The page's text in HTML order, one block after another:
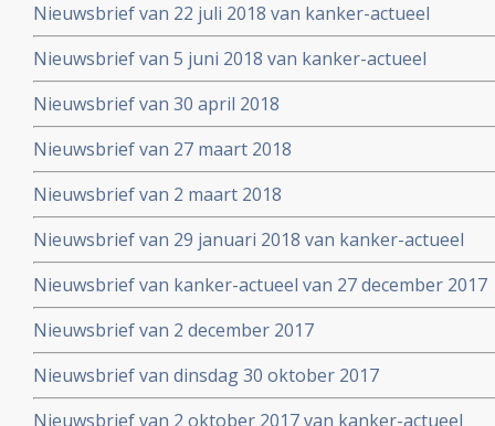
Nieuwsbrief van 22 juli 2018 van kanker-actueel
Nieuwsbrief van 5 juni 2018 van kanker-actueel
Nieuwsbrief van 30 april 2018
Nieuwsbrief van 27 maart 2018
Nieuwsbrief van 2 maart 2018
Nieuwsbrief van 29 januari 2018 van kanker-actueel
Nieuwsbrief van kanker-actueel van 27 december 2017
Nieuwsbrief van 2 december 2017
Nieuwsbrief van dinsdag 30 oktober 2017
Nieuwsbrief van 2 oktober 2017 van kanker-actueel